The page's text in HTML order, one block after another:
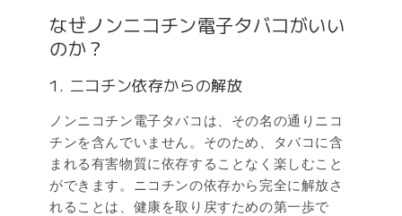
なぜノンニコチン電子タバコがいい
のか？
1. ニコチン依存からの解放
ノンニコチン電子タバコは、その名の通りニコ
チンを含んでいません。そのため、タバコに含
まれる有害物質に依存することなく楽しむこと
ができます。ニコチンの依存から完全に解放さ
れることは、健康を取り戻すための第一歩で